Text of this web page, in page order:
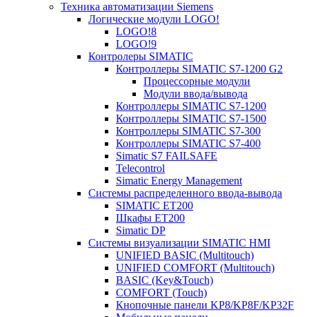
Техника автоматизации Siemens
Логические модули LOGO!
LOGO!8
LOGO!9
Контролеры SIMATIC
Контроллеры SIMATIC S7-1200 G2
Процессорные модули
Модули ввода/вывода
Контроллеры SIMATIC S7-1200
Контроллеры SIMATIC S7-1500
Контроллеры SIMATIC S7-300
Контроллеры SIMATIC S7-400
Simatic S7 FAILSAFE
Telecontrol
Simatic Energy Management
Системы распределенного ввода-вывода
SIMATIC ET200
Шкафы ET200
Simatic DP
Системы визуализации SIMATIC HMI
UNIFIED BASIC (Multitouch)
UNIFIED COMFORT (Multitouch)
BASIC (Key&Touch)
COMFORT (Touch)
Кнопочные панели KP8/KP8F/KP32F